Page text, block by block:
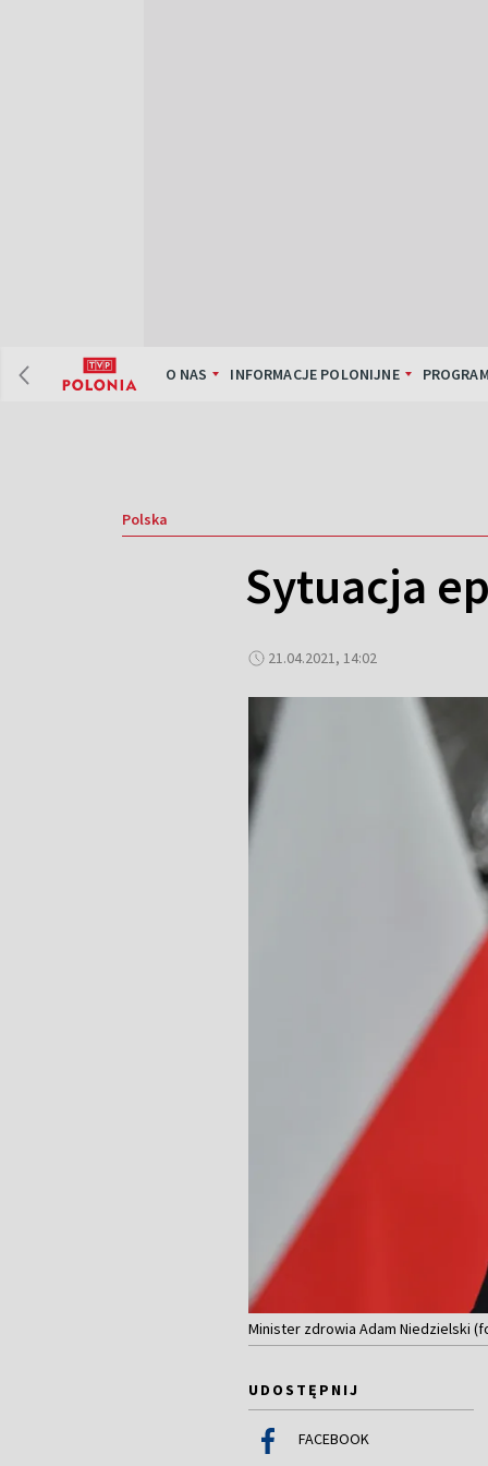
O NAS INFORMACJE POLONIJNE
Polska
Sytuacja
21.04.2021, 14:02
Minister zdrowia Adam Niedzielski
UDOSTĘPNIJ
FACEBOOK